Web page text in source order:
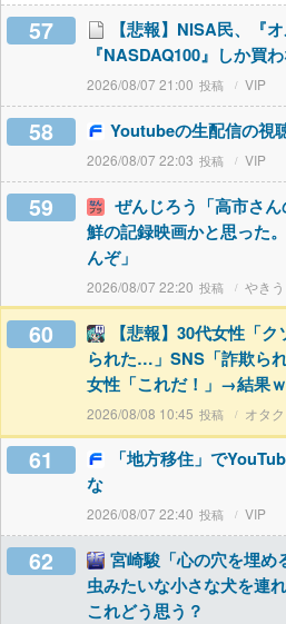
57
【悲報】NISA民、『
『NASDAQ100』しか買
2026/08/07 21:00 VIP
58 Youtubeの生配信の視
2026/08/07 22:03 VIP
59
ぜんじろう「高市さ
鮮の記録映画かと思った
んぞ」
2026/08/07 22:20 やきう
60
【悲報】30代女性「
られた…」SNS「詐欺ら
女性「これだ！」→結果
2026/08/08 10:45 オタク
61
「地方移住」で
な
2026/08/07 22:40 VIP
62
宮崎駿「心の穴を埋め
虫みたいな小さな犬を連
これどう思う？